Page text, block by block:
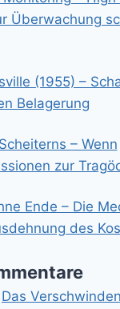
Überwachung
(1955) –
Belagerung
– Wenn
zur
Ende – Die
des
Das